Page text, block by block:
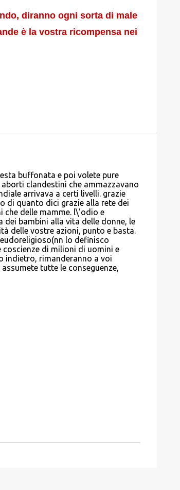
diranno ogni sorta di male
è la vostra ricompensa nei
buffonata e poi volete pure
clandestini che ammazzavano
arrivava a certi livelli. grazie
di quanto dici grazie alla rete dei
che delle mamme. l\'odio e
bambini alla vita delle donne, le
delle vostre azioni, punto e basta.
lo definisco
di milioni di uomini e
indietro, rimanderanno a voi
tutte le conseguenze,